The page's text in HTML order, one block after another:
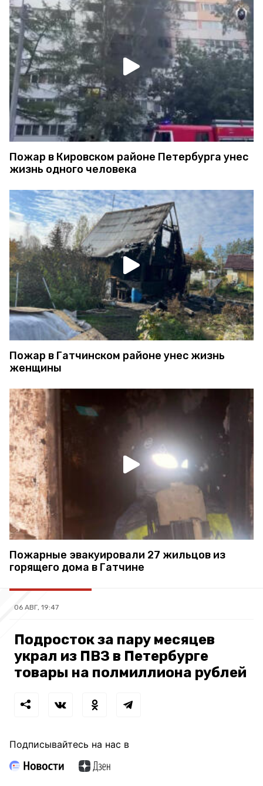
Пожар в Кировском районе Петербурга унес
жизнь одного человека
Пожар в Гатчинском районе унес жизнь
женщины
Пожарные эвакуировали 27 жильцов из
горящего дома в Гатчине
06 АВГ, 19:47
Подросток за пару месяцев
украл из ПВЗ в Петербурге
товары на полмиллиона рублей
Подписывайтесь на нас в